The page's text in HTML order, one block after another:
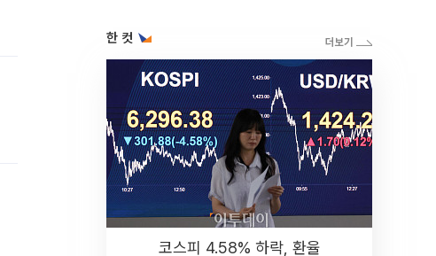
한 컷
코스피 4.58% 하락, 환율